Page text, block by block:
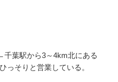
千葉駅から3～4km北にある
っそりと営業している。